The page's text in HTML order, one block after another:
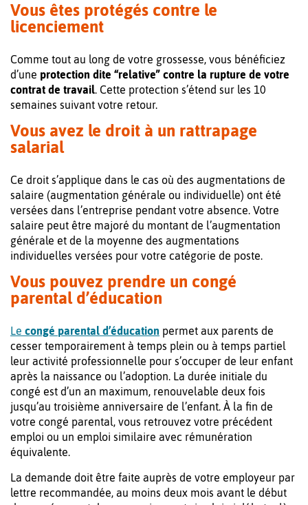
Vous êtes protégés contre le
licenciement
Comme tout au long de votre grossesse, vous bénéficiez
d’une protection dite “relative” contre la rupture de votre
contrat de travail. Cette protection s’étend sur les 10
semaines suivant votre retour.
Vous avez le droit à un rattrapage
salarial
Ce droit s’applique dans le cas où des augmentations de
salaire (augmentation générale ou individuelle) ont été
versées dans l’entreprise pendant votre absence. Votre
salaire peut être majoré du montant de l’augmentation
générale et de la moyenne des augmentations
individuelles versées pour votre catégorie de poste.
Vous pouvez prendre un congé
parental d’éducation
Le congé parental d’éducation permet aux parents de
cesser temporairement à temps plein ou à temps partiel
leur activité professionnelle pour s’occuper de leur enfant
après la naissance ou l’adoption. La durée initiale du
congé est d’un an maximum, renouvelable deux fois
jusqu’au troisième anniversaire de l’enfant. À la fin de
votre congé parental, vous retrouvez votre précédent
emploi ou un emploi similaire avec rémunération
équivalente.
La demande doit être faite auprès de votre employeur par
lettre recommandée, au moins deux mois avant le début